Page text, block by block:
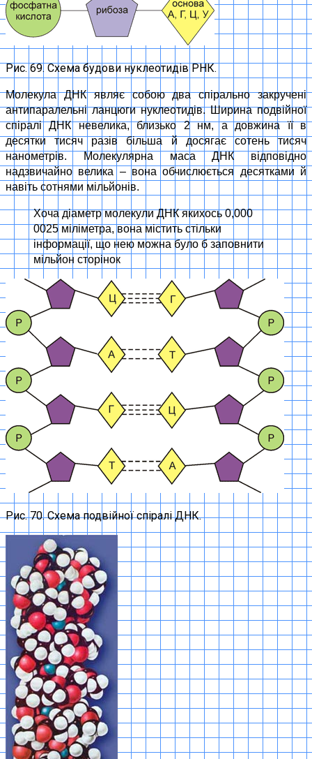
Рис. 69. Схема будови нуклеотидів РНК.
Молекула ДНК являє собою два спірально закручені
антипаралельні ланцюги нуклеотидів. Ширина подвійної
спіралі ДНК невелика, близько 2 нм, а довжина її в
десятки тисяч разів більша й досягає сотень тисяч
нанометрів. Молекулярна маса ДНК відповідно
надзвичайно велика – вона обчислюється десятками й
навіть сотнями мільйонів.
Хоча діаметр молекули ДНК якихось 0,000
0025 міліметра, вона містить стільки
інформації, що нею можна було б заповнити
мільйон сторінок
Рис. 70. Схема подвійної спіралі ДНК.